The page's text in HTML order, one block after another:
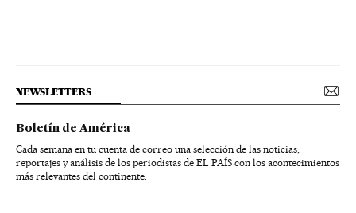
NEWSLETTERS
Boletín de América
Cada semana en tu cuenta de correo una selección de las noticias,
reportajes y análisis de los periodistas de EL PAÍS con los acontecimientos
más relevantes del continente.